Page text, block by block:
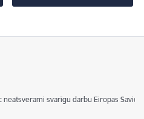
neatsverami svarīgu darbu Eiropas